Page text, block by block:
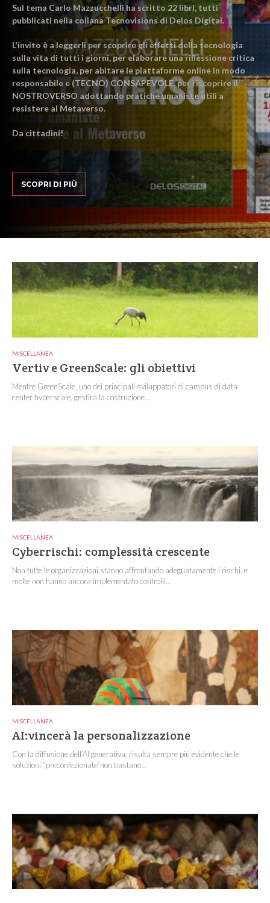
Sul tema Carlo Mazzucchelli ha scritto 22 libri, tutti
pubblicati nella collana Tecnovisions di Delos Digital.
L'invito è a leggerli per scoprire gli effetti della tecnologia
sulla vita di tutti i giorni, per elaborare una riflessione critica
sulla tecnologia, per abitare le piattaforme online in modo
responsabile e (TECNO) CONSAPEVOLE, per riscoprire il
NOSTROVERSO adottando pratiche umaniste utili a
resistere al Metaverso.
Da cittadini!
SCOPRI DI PIÙ
MISCELLANEA
Vertiv e GreenScale: gli obiettivi
Mentre GreenScale, uno dei principali sviluppatori di campus di data
center hyperscale, gestirà la costruzione...
MISCELLANEA
Cyberrischi: complessità crescente
Non tutte le organizzazioni stanno affrontando adeguatamente i rischi, e
molte non hanno ancora implementato controlli...
MISCELLANEA
AI:vincerà la personalizzazione
Con la diffusione dell’AI generativa, risulta sempre più evidente che le
soluzioni “preconfezionate”non bastano...